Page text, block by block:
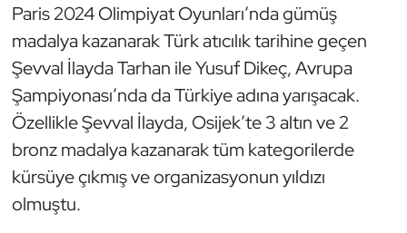
Paris 2024 Olimpiyat Oyunları’nda gümüş
madalya kazanarak Türk atıcılık tarihine geçen
Şevval İlayda Tarhan ile Yusuf Dikeç, Avrupa
Şampiyonası’nda da Türkiye adına yarışacak.
Özellikle Şevval İlayda, Osijek’te 3 altın ve 2
bronz madalya kazanarak tüm kategorilerde
kürsüye çıkmış ve organizasyonun yıldızı
olmuştu.
Muay Thai
Okçuluk
Optimist
Oryantiring
Özel Sporcular